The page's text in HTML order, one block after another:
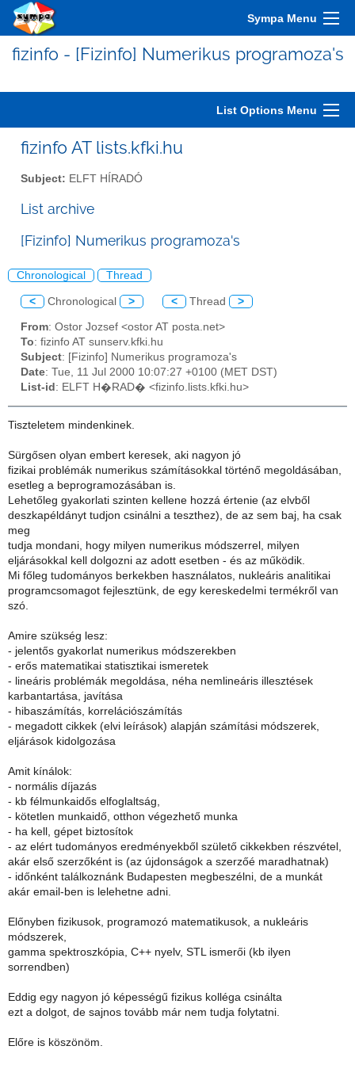
Sympa Menu
fizinfo - [Fizinfo] Numerikus programoza's
List Options Menu
fizinfo AT lists.kfki.hu
Subject: ELFT HÍRADÓ
List archive
[Fizinfo] Numerikus programoza's
Chronological Thread
< Chronological > < Thread >
From: Ostor Jozsef <ostor AT posta.net>
To: fizinfo AT sunserv.kfki.hu
Subject: [Fizinfo] Numerikus programoza's
Date: Tue, 11 Jul 2000 10:07:27 +0100 (MET DST)
List-id : ELFT H�RAD� <fizinfo.lists.kfki.hu>
Tiszteletem mindenkinek.
Sürgősen olyan embert keresek, aki nagyon jó
fizikai problémák numerikus számításokkal történő megoldásában,
esetleg a beprogramozásában is.
Lehetőleg gyakorlati szinten kellene hozzá értenie (az elvből
deszkapéldányt tudjon csinálni a teszthez), de az sem baj, ha csak
meg
tudja mondani, hogy milyen numerikus módszerrel, milyen
eljárásokkal kell dolgozni az adott esetben - és az működik.
Mi főleg tudományos berkekben használatos, nukleáris analitikai
programcsomagot fejlesztünk, de egy kereskedelmi termékről van
szó.
Amire szükség lesz:
- jelentős gyakorlat numerikus módszerekben
- erős matematikai statisztikai ismeretek
- lineáris problémák megoldása, néha nemlineáris illesztések
karbantartása, javítása
- hibaszámítás, korrelációszámítás
- megadott cikkek (elvi leírások) alapján számítási módszerek,
eljárások kidolgozása
Amit kínálok:
- normális díjazás
- kb félmunkaidős elfoglaltság,
- kötetlen munkaidő, otthon végezhető munka
- ha kell, gépet biztosítok
- az elért tudományos eredményekből születő cikkekben részvétel,
akár első szerzőként is (az újdonságok a szerzőé maradhatnak)
- időnként találkoznánk Budapesten megbeszélni, de a munkát
akár email-ben is lelehetne adni.
Előnyben fizikusok, programozó matematikusok, a nukleáris
módszerek,
gamma spektroszkópia, C++ nyelv, STL ismerői (kb ilyen
sorrendben)
Eddig egy nagyon jó képességű fizikus kolléga csinálta
ezt a dolgot, de sajnos tovább már nem tudja folytatni.
Előre is köszönöm.